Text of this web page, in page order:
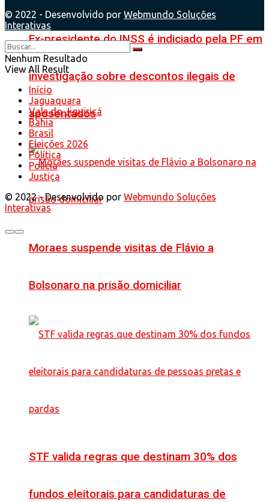
Ex-presidente do INSS é indiciado pela PF em
investigação sobre descontos ilegais de
aposentados
Moraes suspende visitas de Flávio a
Bolsonaro na prisão domiciliar
STF valida regras que destinam 30% dos
fundos eleitorais para candidaturas de
© 2022 - Desenvolvido por Webmundo Soluções
Interativas
Nenhum Resultado
View All Result
Início
Jaguaquara
Vale do Jiquiriçá
Bahia
Brasil
Eleições 2026
Política
Polícia
Justiça
© 2022 - Desenvolvido por Webmundo Soluções
Interativas